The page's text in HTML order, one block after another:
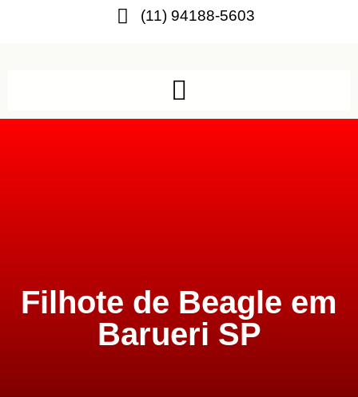
(11) 94188-5603
Filhote de Beagle em
Barueri SP